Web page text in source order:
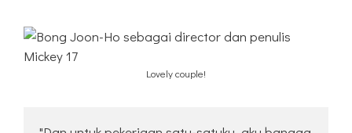
Lovely couple!